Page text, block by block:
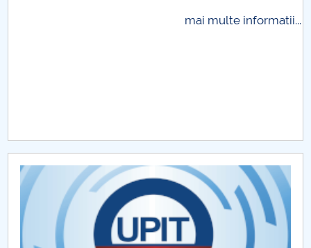
CAR2026
MENIU CANTINA
Documente cercetare FECC
Centre de cercetare
mai multe informatii...